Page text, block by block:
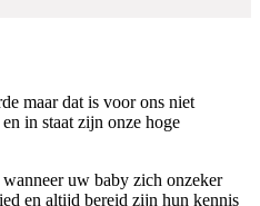
maar dat is voor ons niet
in staat zijn onze hoge
uw baby zich onzeker
en altijd bereid zijn hun kennis